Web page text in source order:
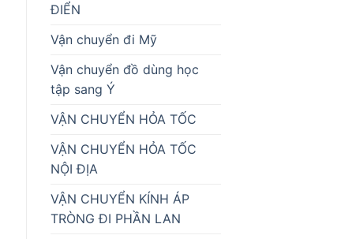
ĐIỂN
Vận chuyển đi Mỹ
Vận chuyển đồ dùng học
tập sang Ý
VẬN CHUYỂN HỎA TỐC
VẬN CHUYỂN HỎA TỐC
NỘI ĐỊA
VẬN CHUYỂN KÍNH ÁP
TRÒNG ĐI PHẦN LAN